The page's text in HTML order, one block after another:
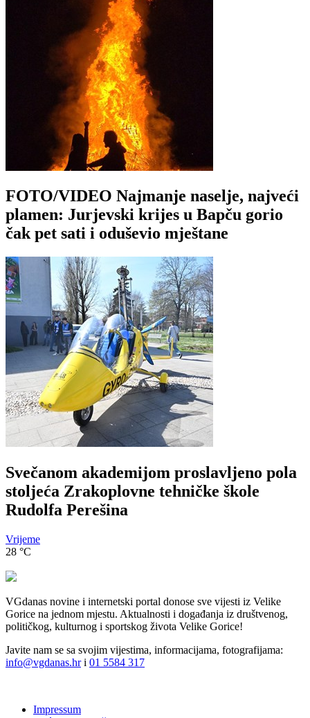
FOTO/VIDEO Najmanje naselje, najveći
plamen: Jurjevski krijes u Bapču gorio
čak pet sati i oduševio mještane
Svečanom akademijom proslavljeno pola
stoljeća Zrakoplovne tehničke škole
Rudolfa Perešina
Vrijeme
28 °C
VGdanas novine i internetski portal donose sve vijesti iz Velike
Gorice na jednom mjestu. Aktualnosti i događanja iz društvenog,
političkog, kulturnog i sportskog života Velike Gorice!
Javite nam se sa svojim vijestima, informacijama, fotografijama:
info@vgdanas.hri 01 5584 317
Impressum